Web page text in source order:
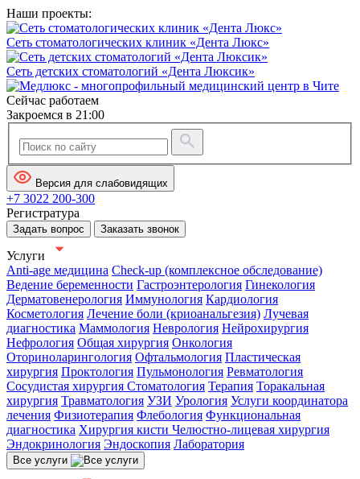
Наши проекты:
Сеть стоматологических клиник «Дента Люкс»
Сеть детских стоматологий «Дента Люксик»
Сейчас работаем
Закроемся в 21:00
Версия для слабовидящих
+7 3022 200-300
Регистратура
Задать вопрос Заказать звонок
Услуги
Anti-age медицина Check-up (комплексное обследование)
Ведение беременности Гастроэнтерология Гинекология
Дерматовенерология Иммунология Кардиология
Косметология Лечение боли (криоанальгезия) Лучевая
диагностика Маммология Неврология Нейрохирургия
Нефрология Общая хирургия Онкология
Оториноларингология Офтальмология Пластическая
хирургия Проктология Пульмонология Ревматология
Сосудистая хирургия Стоматология Терапия Торакальная
хирургия Травматология УЗИ Урология Услуги координатора
лечения Физиотерапия Флебология Функциональная
диагностика Хирургия кисти Челюстно-лицевая хирургия
Эндокринология Эндоскопия Лаборатория
Все услуги